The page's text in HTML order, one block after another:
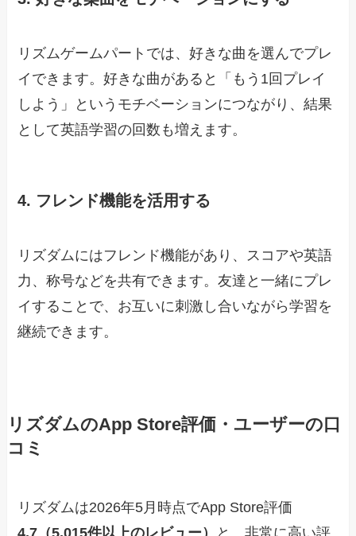
リズムゲームパートでは、好きな曲を選んでプレ
イできます。好きな曲があると「もう1回プレイ
しよう」というモチベーションにつながり、結果
として英語学習の回数も増えます。
4. フレンド機能を活用する
リズダムにはフレンド機能があり、スコアや英語
力、称号などを共有できます。友達と一緒にプレ
イすることで、お互いに刺激し合いながら学習を
継続できます。
リズダムのApp Store評価・ユーザーの口
コミ
リズダムは2026年5月時点でApp Store評価